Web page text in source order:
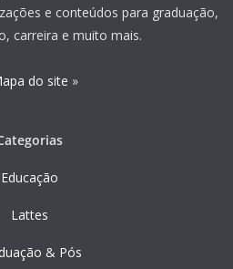
e conteúdos para graduação,
carreira e muito mais.
do site »
Educação
Lattes
& Pós